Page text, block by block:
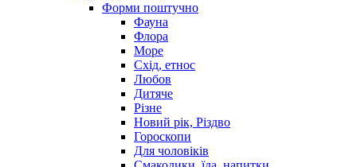
Форми поштучно
Фауна
Флора
Море
Схід, етнос
Любов
Дитяче
Різне
Новий рік, Різдво
Гороскопи
Для чоловіків